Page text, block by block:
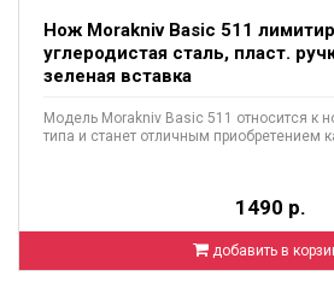
Нож Morakniv Basic 511
углеродистая сталь, пласт.
зеленая вставка
Модель Morakniv Basic 511 относится к
типа и станет отличным приобретением
1490 р.
добавить в